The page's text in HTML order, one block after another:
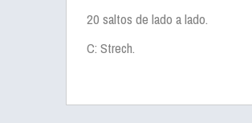
20 saltos de lado a lado.
C: Strech.